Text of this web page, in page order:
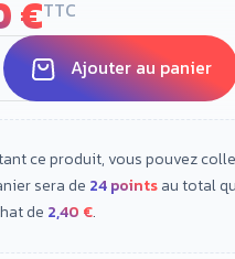
€TTC
Ajouter au panier
ce produit, vous pouvez
sera de 24pointsau total
de 2,40 €.